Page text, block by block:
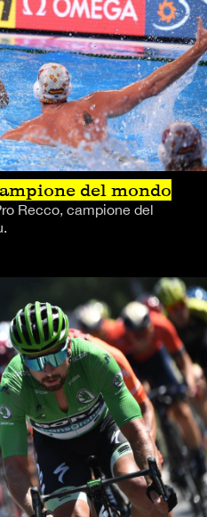
del mondo
Recco, campione del